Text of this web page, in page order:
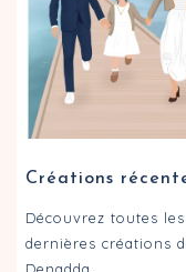
Créations
Découvrez toutes les
dernières créations